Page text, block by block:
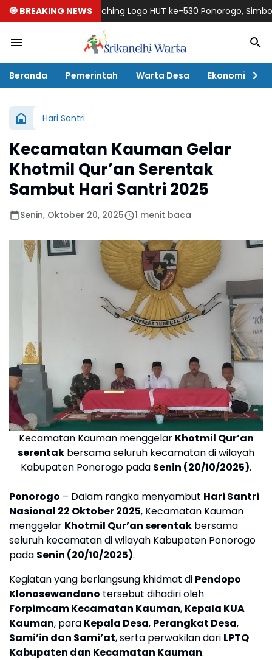
🧿 BREAKING NEWS
Launching Logo HUT ke-530 Ponorogo, Simbol Harmoni
Beranda Pemerintah Warta Desa Ekonomi
Hari Santri
Kecamatan Kauman Gelar
Khotmil Qur’an Serentak
Sambut Hari Santri 2025
Senin, Oktober 20, 2025 1 menit baca
Kecamatan Kauman menggelar Khotmil Qur’an
serentak bersama seluruh kecamatan di wilayah
Kabupaten Ponorogo pada Senin (20/10/2025).
Ponorogo – Dalam rangka menyambut Hari Santri
Nasional 22 Oktober 2025, Kecamatan Kauman
menggelar Khotmil Qur’an serentak bersama
seluruh kecamatan di wilayah Kabupaten Ponorogo
pada Senin (20/10/2025).
Kegiatan yang berlangsung khidmat di Pendopo
Klonosewandono tersebut dihadiri oleh
Forpimcam Kecamatan Kauman, Kepala KUA
Kauman, para Kepala Desa, Perangkat Desa,
Sami’in dan Sami’at, serta perwakilan dari LPTQ
Kabupaten dan Kecamatan Kauman.